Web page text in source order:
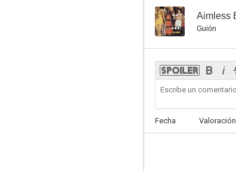
-- Aimless
Guión
Fecha Valoración